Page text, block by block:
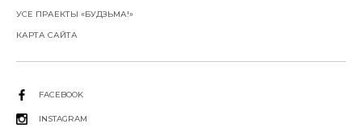
УСЕ ПРАЕКТЫ «БУДЗЬМА!»
КАРТА САЙТА
FACEBOOK
INSTAGRAM